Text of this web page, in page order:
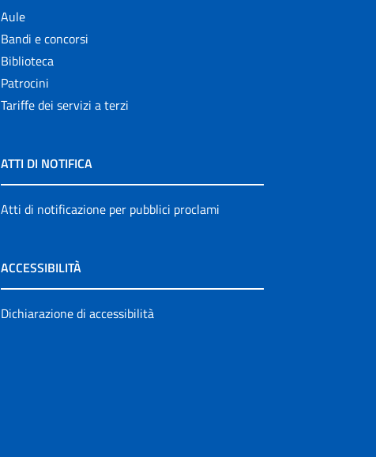
Aule
Bandi e concorsi
Biblioteca
Patrocini
Tariffe dei servizi a terzi
ATTI DI NOTIFICA
Atti di notificazione per pubblici proclami
ACCESSIBILITÀ
Dichiarazione di accessibilità